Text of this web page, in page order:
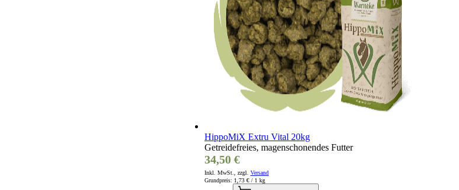
HippoMiX Extru Vital 20kg
Getreidefreies, magenschonendes Futter
34,50 €
Inkl. MwSt., zzgl. Versand
Grundpreis: 1,73 € / 1 kg